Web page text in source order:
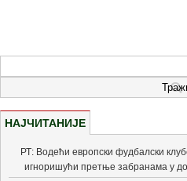
НАЈЧИТАНИЈЕ
РТ: Водећи европски фудбалски
игноришући претње забранама у